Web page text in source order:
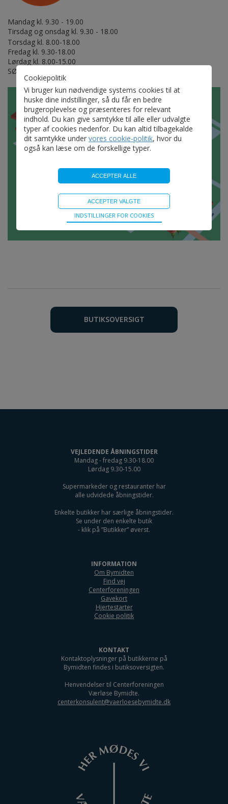
Mandag kl. 9.30 - 19.00
Tirsdag og onsdag kl. 9.30 - 18.00
Torsdag kl. 8.00-18.00
Fredag kl. 9.30-18.00
Lørdag kl. 8.00-15.00
SØNDAGSLUKKET
BUTIKSOVERSIGT
VEJLEDENDE ÅBNINGSTIDER
Mandag - fredag 9.30-18.00
Lørdag 9.30-15.00
Supermarkeder og restauranter har
alle udvidede åbningstider.
Enkelte butikker har særlige åbningstider.
Se under den enkelte butik
- klik på ”Butikker” øverst.
INFORMATION
Om Bymidten
Find vej
Centerforeningen
Gavekort
Hjertestarter
Cookie politik
KONTAKT
Kontaktoplysninger på butikkerne på
Bymidten findes i butiksoversigten.
Henvendelser til Centerforeningen
Værløse Bymidte.
centerkonsulent@vaerloesebymidte.dk
Cookiepolitik
Vi bruger kun nødvendige systems cookies til at
huske dine indstillinger, så du får en bedre
brugeroplevelse og præsenteres for relevant
indhold. Du kan give samtykke til alle eller udvalgte
typer af cookies nedenfor. Du kan altid tilbagekalde
dit samtykke under vores cookie-politik, hvor du
også kan læse om de forskellige typer.
Bliver brugt til at opretholde driften af websitet, uden
disse vil funktionalitet på websitet ikke fungere.
INDSTILLINGER FOR COOKIES